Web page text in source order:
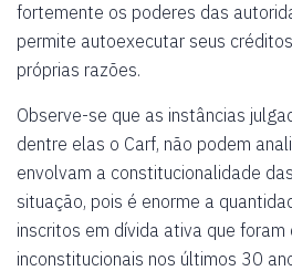
fortemente os poderes das
permite autoexecutar seus
próprias razões.
Observe-se que as instâncias
dentre elas o Carf, não podem
envolvam a constitucionalidade
situação, pois é enorme a
inscritos em dívida ativa que foram
inconstitucionais nos últimos 30